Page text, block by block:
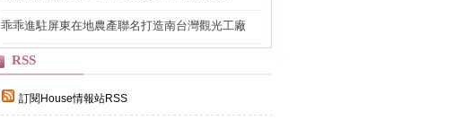
乖乖進駐屏東在地農產聯名打造南台灣觀光工廠
RSS
訂閱House情報站RSS